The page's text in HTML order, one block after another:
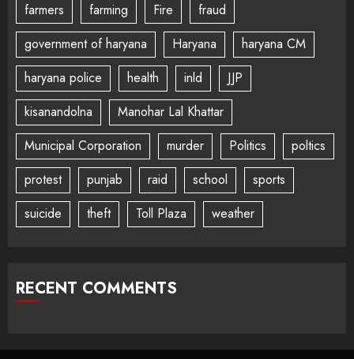
farmers
farming Fire
fraud
government of haryana
Haryana
haryana CM
haryana police
health inld
JJP
kisanandolna
Manohar Lal Khattar
Municipal Corporation
murder Politics
poltics
protest
punjab raid school
sports
suicide
theft Toll Plaza weather
RECENT COMMENTS